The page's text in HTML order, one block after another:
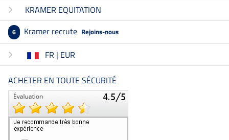
KRAMER EQUITATION
6 Kramer recrute Rejoins-nous
FR | EUR
ACHETER EN TOUTE SÉCURITÉ